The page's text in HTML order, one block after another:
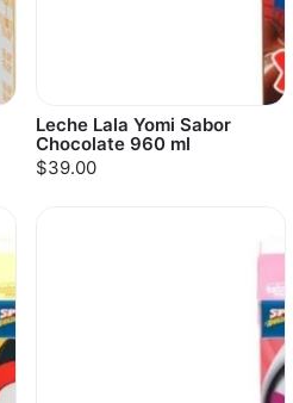
Leche Lala Yomi Sabor
Chocolate 960 ml
$39.00